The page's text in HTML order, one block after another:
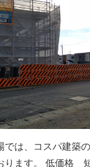
では、コスパ建築
ります。 低価格